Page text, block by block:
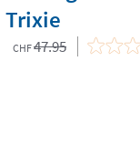
Trixie
CHF47.95